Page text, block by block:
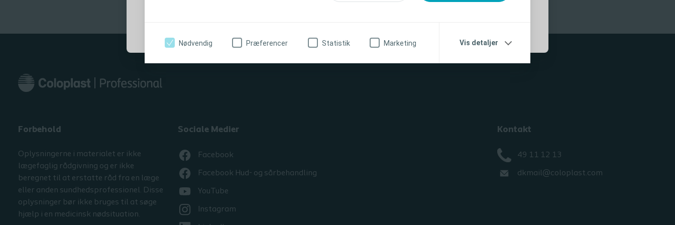
Nødvendig Præferencer Statistik Marketing Vis detaljer
Forbehold
Oplysningerne i materialet er ikke
lægefaglig rådgivning og er ikke
beregnet til at erstatte råd fra en læge
eller anden sundhedsprofessionel. Disse
oplysninger bør ikke bruges til at søge
hjælp i en medicinsk nødsituation.
Sociale Medier
Facebook
Facebook Hud- og sårbehandling
YouTube
Instagram
Kontakt
49 11 12 13
dkmail@coloplast.com